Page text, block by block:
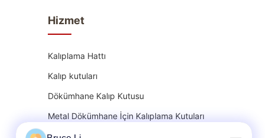
Hizmet
Kalıplama Hattı
Kalıp kutuları
Dökümhane Kalıp Kutusu
Metal Dökümhane İçin Kalıplama Kutuları
kalıp şişesi